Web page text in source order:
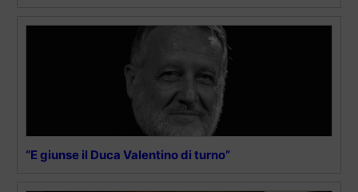
“E giunse il Duca Valentino di turno”